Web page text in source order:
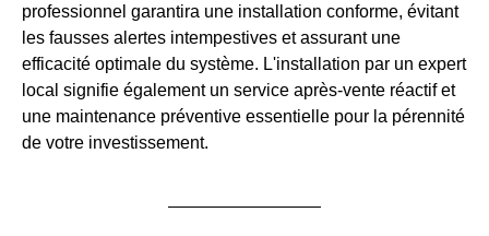
professionnel garantira une installation conforme, évitant
les fausses alertes intempestives et assurant une
efficacité optimale du système. L'installation par un expert
local signifie également un service après-vente réactif et
une maintenance préventive essentielle pour la pérennité
de votre investissement.